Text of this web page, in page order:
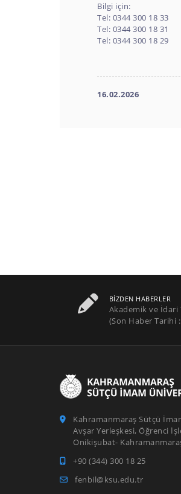
Bilgi için:
Tel: 0344 300 18 33
Tel: 0344 300 18 31
Tel: 0344 300 18 29
16.02.2026
BIZDEN HABERLER
Akademik ve
(Son Haber Tarihi
Kahramanmaraş Sütçü
Avşar Yerleşkesi, Öğrenci
Onikişubat-
+90 (344) 300 18 25
fenbil@ksu.edu.tr